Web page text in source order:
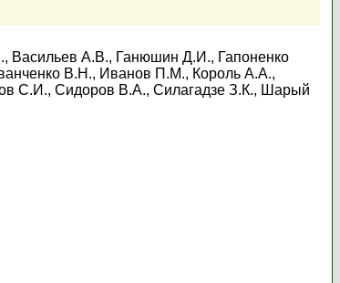
, Васильев А.В., Ганюшин Д.И., Гапоненко
В.Н., Иванов П.М., Король А.А.,
С.И., Сидоров В.А., Силагадзе З.К., Шарый